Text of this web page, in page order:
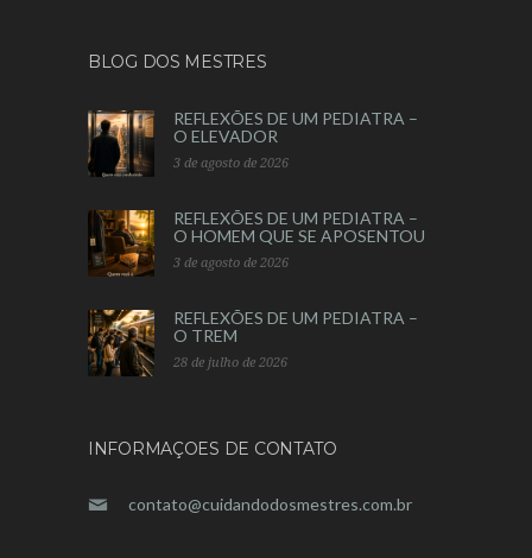
BLOG DOS MESTRES
REFLEXÕES DE UM PEDIATRA –
O ELEVADOR
3 de agosto de 2026
REFLEXÕES DE UM PEDIATRA –
O HOMEM QUE SE APOSENTOU
3 de agosto de 2026
REFLEXÕES DE UM PEDIATRA –
O TREM
28 de julho de 2026
INFORMAÇOES DE CONTATO
contato@cuidandodosmestres.com.br